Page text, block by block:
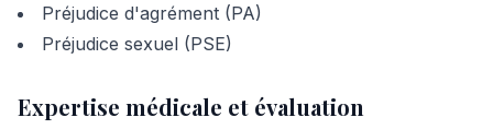
Préjudice d'agrément (PA)
Préjudice sexuel (PSE)
Expertise médicale et évaluation